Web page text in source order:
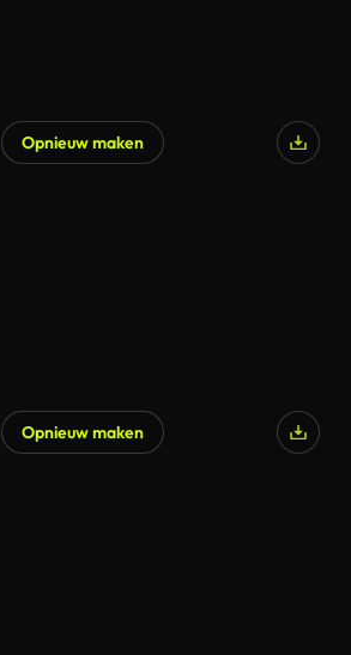
Opnieuw maken
Opnieuw maken